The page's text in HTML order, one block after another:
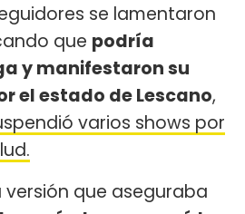
se lamentaron
que podría
y manifestaron su
el estado de Lescano,
varios shows por
que aseguraba